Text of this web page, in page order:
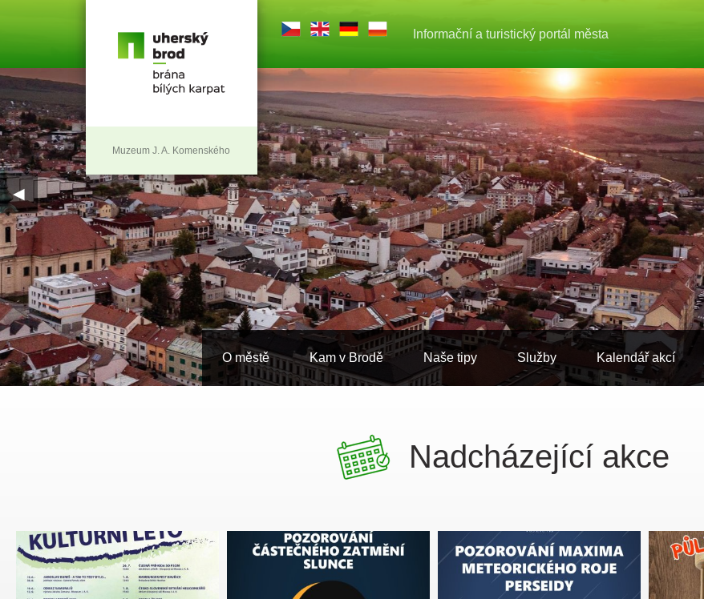
◀
Muzeum J. A. Komenského
Informační a turistický portál města
O městě Kam v Brodě Naše tipy Služby Kalendář akcí
Nadcházející akce